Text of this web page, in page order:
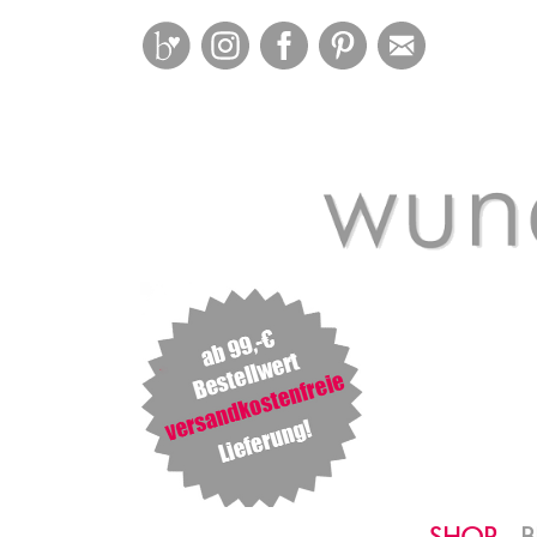
BloglovinInstagramFacebookPinterest